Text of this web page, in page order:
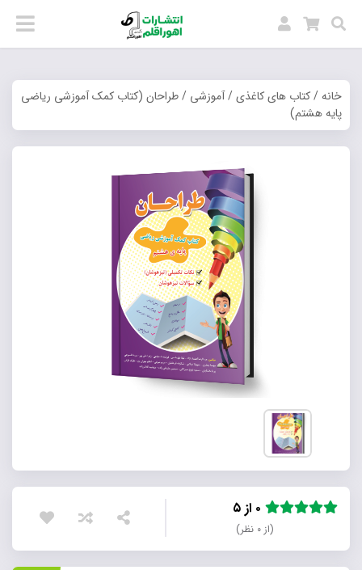
خانه/کتاب های کاغذی/آموزشی / طراحان (کتاب کمک آموزشی ریاضی
پایه هشتم)
(از ۰ نظر)